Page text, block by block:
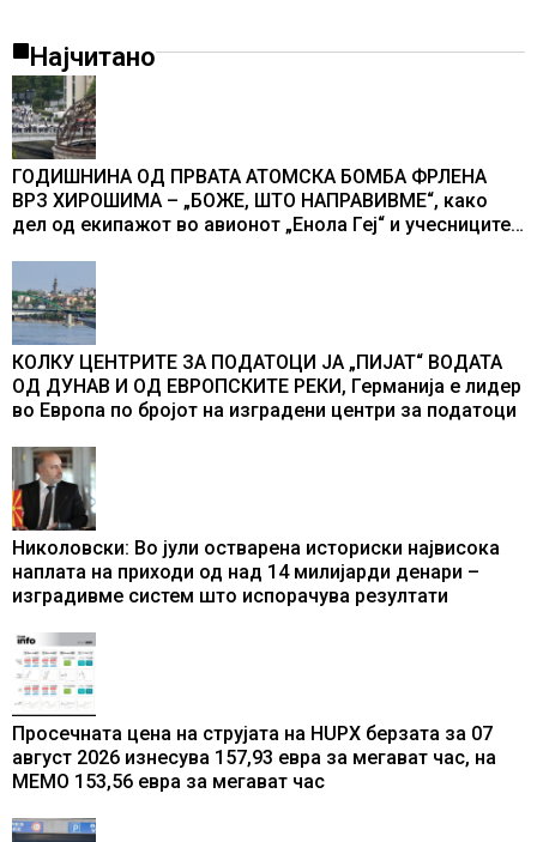
Најчитано
ГОДИШНИНА ОД ПРВАТА АТОМСКА БОМБА ФРЛЕНА
ВРЗ ХИРОШИМА – „БОЖЕ, ШТО НАПРАВИВМЕ“, како
дел од екипажот во авионот „Енола Геј“ и учесниците
промени текот на историјата
КОЛКУ ЦЕНТРИТЕ ЗА ПОДАТОЦИ ЈА „ПИЈАТ“ ВОДАТА
ОД ДУНАВ И ОД ЕВРОПСКИТЕ РЕКИ, Германија е лидер
во Европа по бројот на изградени центри за податоци
Николовски: Во јули остварена историски највисока
наплата на приходи од над 14 милијарди денари –
изградивме систем што испорачува резултати
Просечната цена на струјата на HUPX берзата за 07
август 2026 изнесува 157,93 евра за мегават час, на
МЕМО 153,56 евра за мегават час